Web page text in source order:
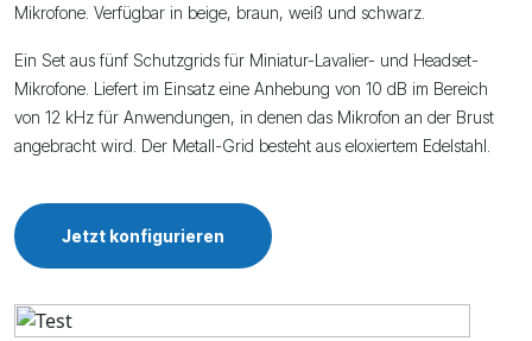
Mikrofone. Verfügbar in beige, braun, weiß und schwarz.
Ein Set aus fünf Schutzgrids für Miniatur-Lavalier- und Headset-
Mikrofone. Liefert im Einsatz eine Anhebung von 10 dB im Bereich
von 12 kHz für Anwendungen, in denen das Mikrofon an der Brust
angebracht wird. Der Metall-Grid besteht aus eloxiertem Edelstahl.
Jetzt konfigurieren